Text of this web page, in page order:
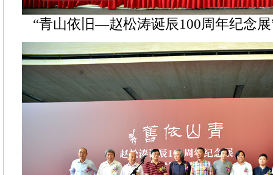
“青山依旧—赵松涛诞辰100周年纪念